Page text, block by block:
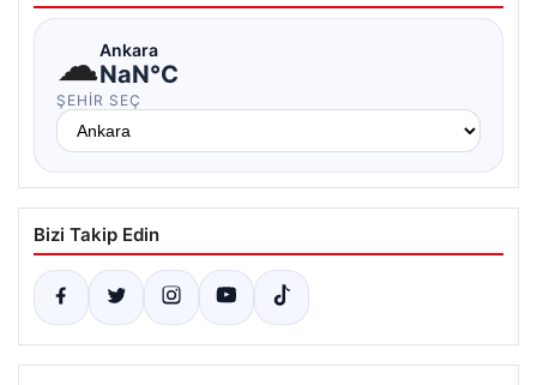
☁Ankara
NaN°C
ŞEHIR SEÇ
Bizi Takip Edin